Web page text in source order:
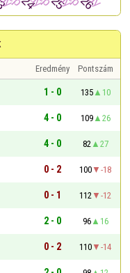
Eredmény
Pontszám
1 - 0 135
10
4 - 0 109
26
4 - 0 82
27
0 - 2 100
-18
0 - 1 112
-12
2 - 0 96
16
0 - 2 110
-14